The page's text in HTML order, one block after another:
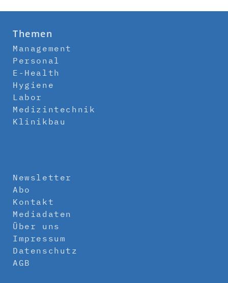
Themen
Management
Personal
E-Health
Hygiene
Labor
Medizintechnik
Klinikbau
Newsletter
Abo
Kontakt
Mediadaten
Über uns
Impressum
Datenschutz
AGB